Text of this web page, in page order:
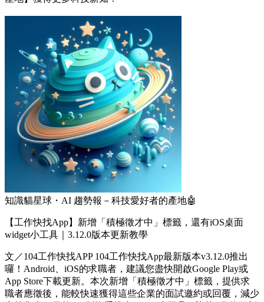
知識貓星球・AI 趨勢報－科技愛好者的產地🤖
【工作快找App】新增「積極徵才中」標籤，還有iOS桌面
widget小工具｜3.12.0版本更新教學
文／104工作快找APP 104工作快找App最新版本v3.12.0推出
囉！Android、iOS的求職者，建議您盡快開啟Google Play或
App Store下載更新。本次新增「積極徵才中」標籤，提供求
職者應徵後，能較快速獲得這些企業的面試邀約或回覆，減少